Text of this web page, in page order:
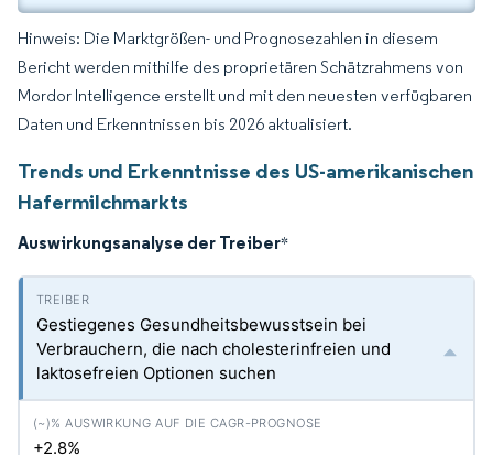
Hinweis: Die Marktgrößen- und Prognosezahlen in diesem
Bericht werden mithilfe des proprietären Schätzrahmens von
Mordor Intelligence erstellt und mit den neuesten verfügbaren
Daten und Erkenntnissen bis 2026 aktualisiert.
Trends und Erkenntnisse des US-amerikanischen
Hafermilchmarkts
Auswirkungsanalyse der Treiber*
Gestiegenes Gesundheitsbewusstsein bei
Verbrauchern, die nach cholesterinfreien und
laktosefreien Optionen suchen
+2.8%